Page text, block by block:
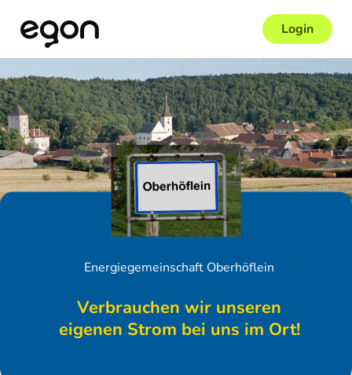
Login
Energiegemeinschaft Oberhöflein
Verbrauchen wir unseren
eigenen Strom bei uns im Ort!